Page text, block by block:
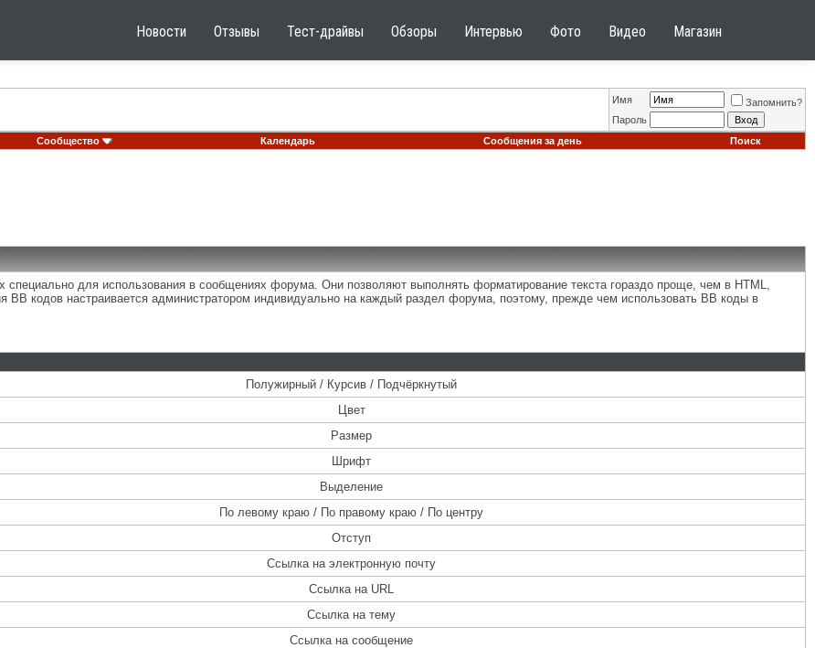
Новости Отзывы Тест-драйвы Обзоры Интервью Фото Видео Магазин
Имя
Запомнить?
Пароль
Сообщество Календарь Сообщения за день Поиск
специально для использования в сообщениях форума. Они позволяют выполнять форматирование текста гораздо проще, чем в HTML,
BB кодов настраивается администратором индивидуально на каждый раздел форума, поэтому, прежде чем использовать BB коды в
Полужирный / Курсив / Подчёркнутый
Цвет
Размер
Шрифт
Выделение
По левому краю / По правому краю / По центру
Отступ
Ссылка на электронную почту
Ссылка на URL
Ссылка на тему
Ссылка на сообщение